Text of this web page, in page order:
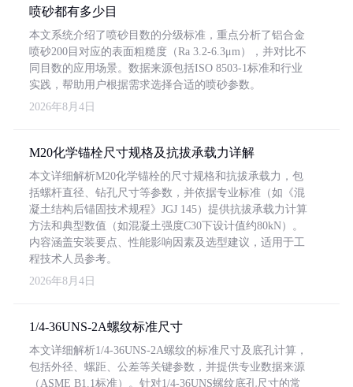
喷砂都有多少目
本文系统介绍了喷砂目数的分级标准，重点分析了铝合金
喷砂200目对应的表面粗糙度（Ra 3.2-6.3μm），并对比不
同目数的应用场景。数据来源包括ISO 8503-1标准和行业
实践，帮助用户根据需求选择合适的喷砂参数。
2026年8月4日
M20化学锚栓尺寸规格及抗拔承载力详解
本文详细解析M20化学锚栓的尺寸规格和抗拔承载力，包
括螺杆直径、钻孔尺寸等参数，并依据专业标准（如《混
凝土结构后锚固技术规程》JGJ 145）提供抗拔承载力计算
方法和典型数值（如混凝土强度C30下设计值约80kN）。
内容涵盖安装要点、性能影响因素及选型建议，适用于工
程技术人员参考。
2026年8月4日
1/4-36UNS-2A螺纹标准尺寸
本文详细解析1/4-36UNS-2A螺纹的标准尺寸及底孔计算，
包括外径、螺距、公差等关键参数，并提供专业数据来源
（ASME B1.1标准）。针对1/4-36UNS螺纹底孔尺寸的常